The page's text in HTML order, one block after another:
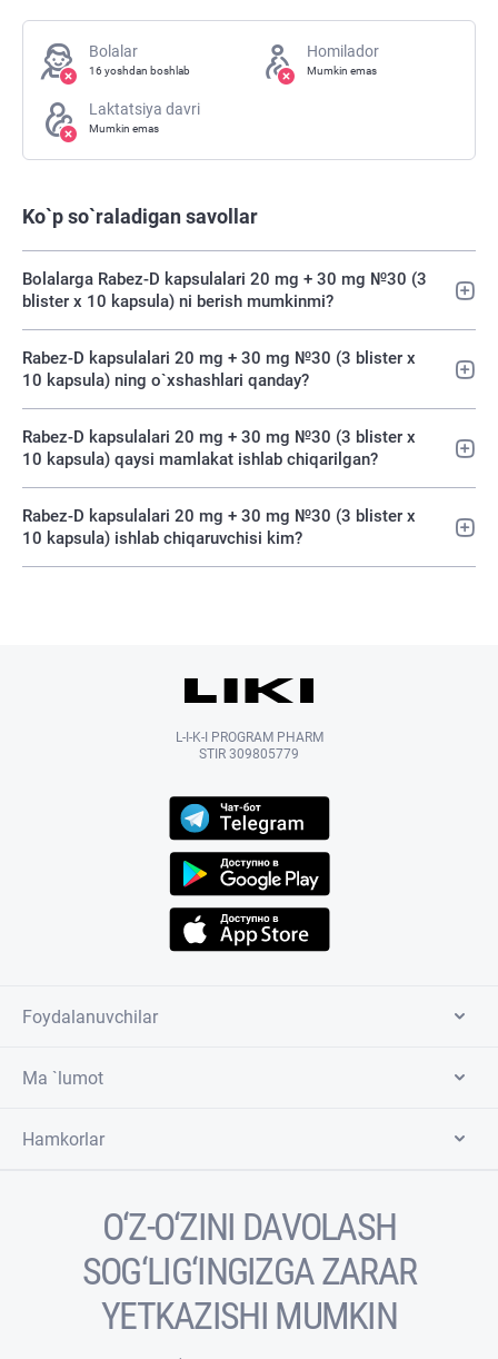
Bolalar
16 yoshdan boshlab
Homilador
Mumkin emas
Laktatsiya davri
Mumkin emas
Ko`p so`raladigan savollar
Bolalarga Rabez-D kapsulalari 20 mg + 30 mg №30 (3
blister х 10 kapsula) ni berish mumkinmi?
Rabez-D kapsulalari 20 mg + 30 mg №30 (3 blister х
10 kapsula) ning o`xshashlari qanday?
Rabez-D kapsulalari 20 mg + 30 mg №30 (3 blister х
10 kapsula) qaysi mamlakat ishlab chiqarilgan?
Rabez-D kapsulalari 20 mg + 30 mg №30 (3 blister х
10 kapsula) ishlab chiqaruvchisi kim?
L-I-K-I PROGRAM PHARM
STIR 309805779
Foydalanuvchilar
Ma `lumot
Hamkorlar
O‘Z-O‘ZINI DAVOLASH
SOG‘LIG‘INGIZGA ZARAR
YETKAZISHI MUMKIN